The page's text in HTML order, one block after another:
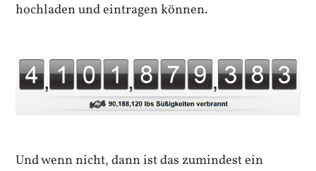
hochladen und eintragen können.
Und wenn nicht, dann ist das zumindest ein